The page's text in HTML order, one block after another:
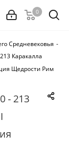
0
Средневековья -
Каракалла
Щедрости Рим
- 213